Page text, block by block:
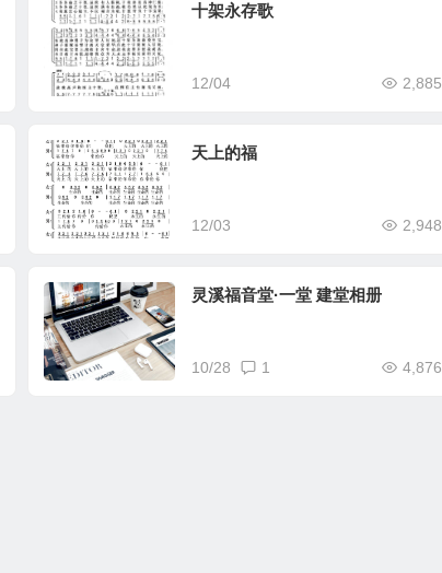
十架永存歌
12/04 2,885
天上的福
12/03 2,948
灵溪福音堂·一堂 建堂相册
10/28 1 4,876